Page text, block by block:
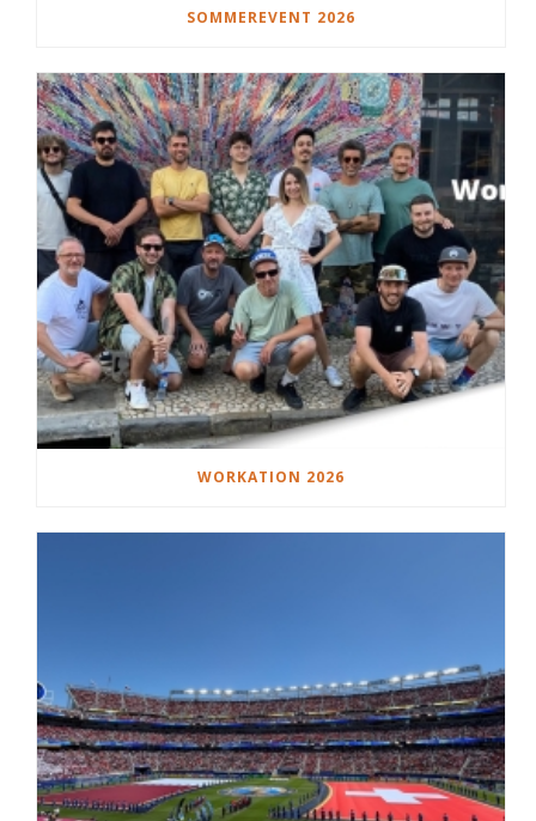
SOMMEREVENT 2026
WORKATION 2026